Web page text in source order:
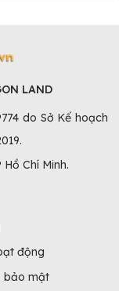
LAND
do Sở Kế hoạch
Chí Minh.
động
bảo mật